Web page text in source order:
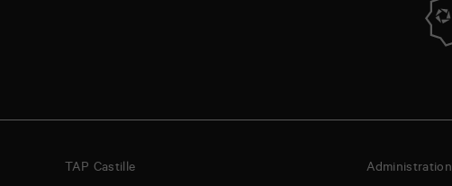
TAP Castille Administration